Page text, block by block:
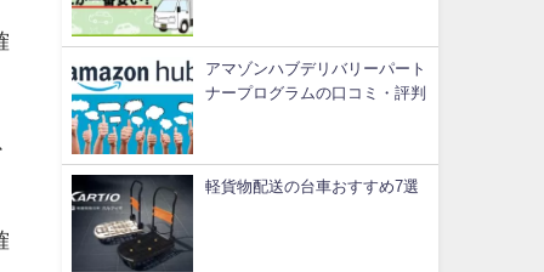
アマゾンハブデリバリーパート
ナープログラムの口コミ・評判
軽貨物配送の台車おすすめ7選